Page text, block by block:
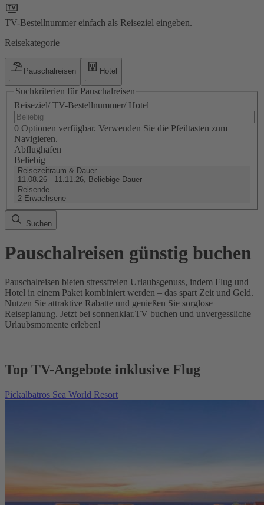
TV-Bestellnummer einfach als Reiseziel eingeben.
Reisekategorie
Pauschalreisen Hotel
Suchkriterien für Pauschalreisen
Reiseziel/ TV-Bestellnummer/ Hotel
0 Optionen verfügbar. Verwenden Sie die Pfeiltasten zum
Navigieren.
Abflughafen
Beliebig
Reisezeitraum & Dauer
11.08.26 - 11.11.26, Beliebige Dauer
Reisende
2 Erwachsene
Suchen
Pauschalreisen günstig buchen
Pauschalreisen bieten stressfreien Urlaubsgenuss, indem Flug und
Hotel in einem Paket kombiniert werden – das spart Zeit und Geld.
Nutzen Sie attraktive Rabatte und genießen Sie sorglose
Reiseplanung. Jetzt bei sonnenklar.TV buchen und unvergessliche
Urlaubsmomente erleben!
Top TV-Angebote inklusive Flug
Pickalbatros Sea World Resort